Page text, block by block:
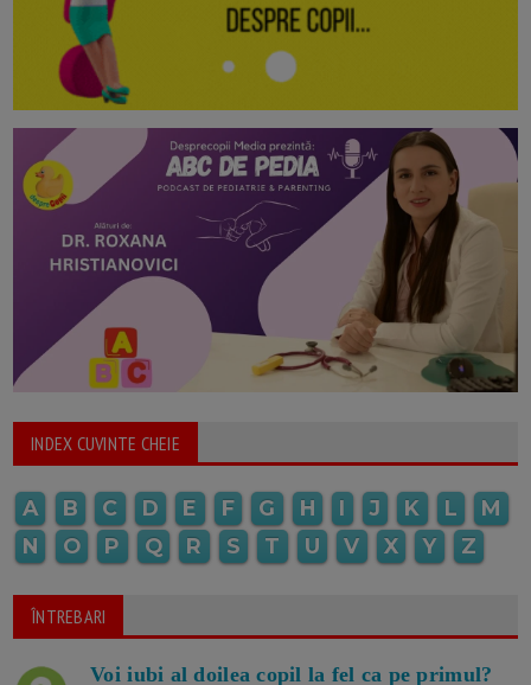
INDEX CUVINTE CHEIE
A B C D E F G H I J K L
M
N
O P Q R S T U V X Y Z
ÎNTREBARI
Voi iubi al doilea copil la fel ca pe primul?